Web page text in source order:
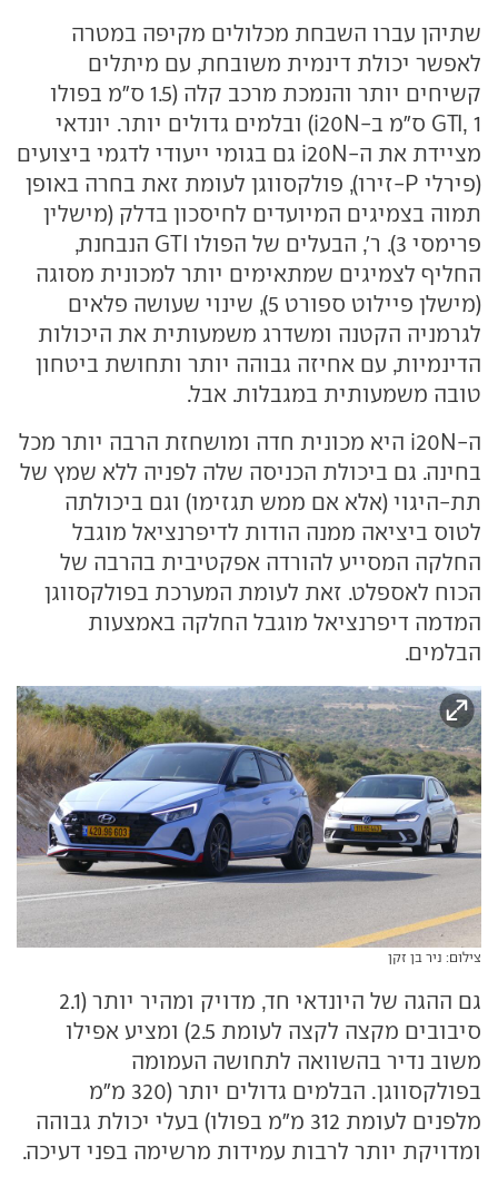
שתיהן עברו השבחת מכלולים מקיפה במטרה
לאפשר יכולת דינמית משובחת, עם מיתלים
קשיחים יותר והנמכת מרכב קלה (1.5 ס"מ בפולו
GTI, 1 ס"מ ב-i20N) ובלמים גדולים יותר. יונדאי
מציידת את ה-i20N גם בגומי ייעודי לדגמי ביצועים
(פירלי P-זירו), פולקסווגן לעומת זאת בחרה באופן
תמוה בצמיגים המיועדים לחיסכון בדלק (מישלין
פרימסי 3). ר', הבעלים של הפולו GTI הנבחנת,
החליף לצמיגים שמתאימים יותר למכונית מסוגה
(מישלן פיילוט ספורט 5), שינוי שעושה פלאים
לגרמניה הקטנה ומשדרג משמעותית את היכולות
הדינמיות, עם אחיזה גבוהה יותר ותחושת ביטחון
טובה משמעותית במגבלות. אבל.
ה-i20N היא מכונית חדה ומושחזת הרבה יותר מכל
בחינה. גם ביכולת הכניסה שלה לפניה ללא שמץ של
תת-היגוי (אלא אם ממש תגזימו) וגם ביכולתה
לטוס ביציאה ממנה הודות לדיפרנציאל מוגבל
החלקה המסייע להורדה אפקטיבית בהרבה של
הכוח לאספלט. זאת לעומת המערכת בפולקסווגן
המדמה דיפרנציאל מוגבל החלקה באמצעות
הבלמים.
צילום: ניר בן זקן
גם ההגה של היונדאי חד, מדויק ומהיר יותר (2.1
סיבובים מקצה לקצה לעומת 2.5) ומציע אפילו
משוב נדיר בהשוואה לתחושה העמומה
בפולקסווגן. הבלמים גדולים יותר (320 מ"מ
מלפנים לעומת 312 מ״מ בפולו) בעלי יכולת גבוהה
ומדויקת יותר לרבות עמידות מרשימה בפני דעיכה.